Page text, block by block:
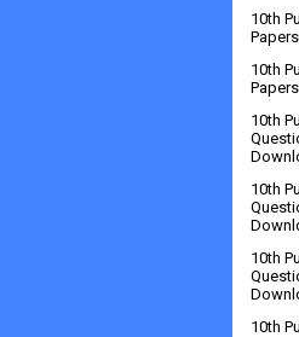
10th
10th
10th
10th
10th
10th